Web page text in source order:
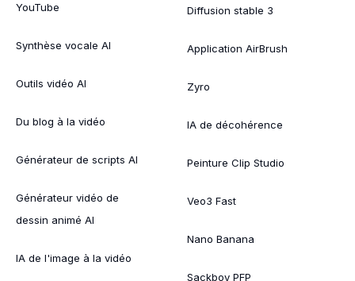
YouTube
Synthèse vocale AI
Outils vidéo AI
Du blog à la vidéo
Générateur de scripts AI
Générateur vidéo de
dessin animé AI
IA de l'image à la vidéo
Diffusion stable 3
Application AirBrush
Zyro
IA de décohérence
Peinture Clip Studio
Veo3 Fast
Nano Banana
Sackboy PFP